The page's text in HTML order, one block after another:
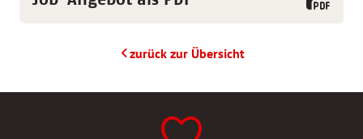
zurück zur Übersicht